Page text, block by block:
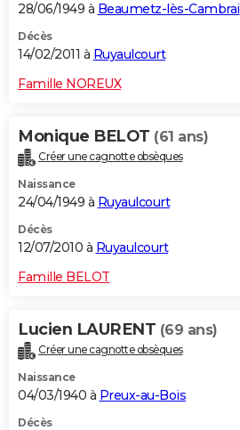
28/06/1949 à Beaumetz-lès-Cambrai
Décès
14/02/2011 à Ruyaulcourt
Famille NOREUX
Monique BELOT (61 ans)
Créer une cagnotte obsèques
Naissance
24/04/1949 à Ruyaulcourt
Décès
12/07/2010 à Ruyaulcourt
Famille BELOT
Lucien LAURENT (69 ans)
Créer une cagnotte obsèques
Naissance
04/03/1940 à Preux-au-Bois
Décès